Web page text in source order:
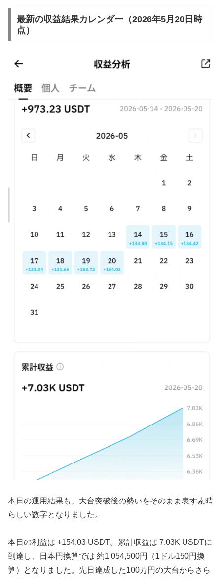
最新の収益結果カレンダー（2026年5月20日時
点）
本日の運用結果も、大台突破後の勢いをそのまま表す素晴
らしい数字となりました。
本日の利益は +154.03 USDT。累計収益は 7.03K USDTに
到達し、日本円換算では 約1,054,500円（1ドル150円換
算）となりました。先日達成した100万円の大台からさら